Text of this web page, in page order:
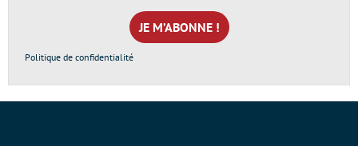
mail
*
Politique de confidentialité